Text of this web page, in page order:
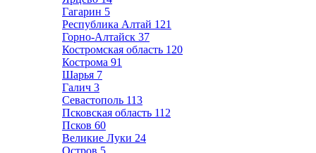
Гагарин 5
Республика Алтай 121
Горно-Алтайск 37
Костромская область 120
Кострома 91
Шарья 7
Галич 3
Севастополь 113
Псковская область 112
Псков 60
Великие Луки 24
Остров 5